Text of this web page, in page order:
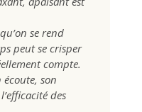
se rend
peut se crisper
compte.
écoute, son
des